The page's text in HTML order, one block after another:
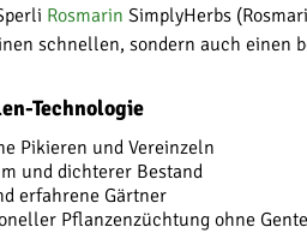
Rosmarin SimplyHerbs
schnellen, sondern auch einen
Technologie
Pikieren und Vereinzeln
und dichterer Bestand
erfahrene Gärtner
Pflanzenzüchtung ohne